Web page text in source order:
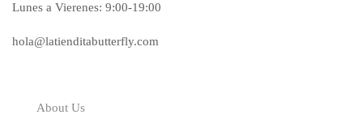
Lunes a Vierenes: 9:00-19:00
hola@latienditabutterfly.com
About Us